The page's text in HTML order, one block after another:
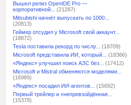
Вышел релиз OpenIDE Pro —
корпоративной...
(21287)
Mitsubishi начнёт выпускать по 1000...
(20813)
Геймер отсудил у Microsoft свой аккаунт...
(18872)
Tesla поставила рекорд по числу...
(18709)
Microsoft представила ИИ, который...
(18366)
«Яндекс» улучшил поиск АЗС без...
(17412)
Microsoft и Mistral обменяются моделями...
(16989)
«Яндекс» посадил ИИ-агентов...
(15692)
Первый трейлер и «непревзойдённая...
(15378)